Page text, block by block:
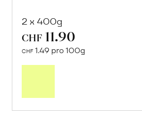
2 x 400g
CHF 11.90
CHF 1.49 pro 100g